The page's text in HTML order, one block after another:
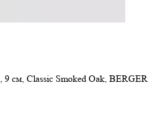
см, Classic Smoked Oak, BERGER